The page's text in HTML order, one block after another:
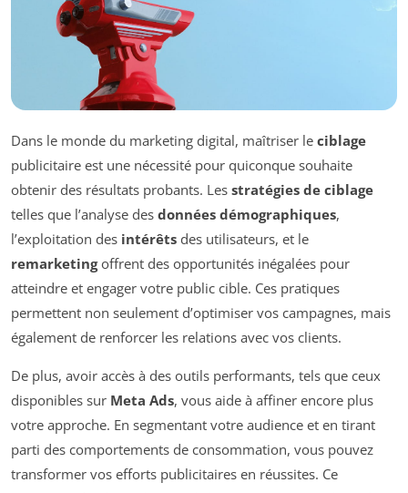
Dans le monde du marketing digital, maîtriser le ciblage
publicitaire est une nécessité pour quiconque souhaite
obtenir des résultats probants. Les stratégies de ciblage
telles que l’analyse des données démographiques,
l’exploitation des intérêts des utilisateurs, et le
remarketingoffrent des opportunités inégalées pour
atteindre et engager votre public cible. Ces pratiques
permettent non seulement d’optimiser vos campagnes, mais
également de renforcer les relations avec vos clients.
De plus, avoir accès à des outils performants, tels que ceux
disponibles sur Meta Ads, vous aide à affiner encore plus
votre approche. En segmentant votre audience et en tirant
parti des comportements de consommation, vous pouvez
transformer vos efforts publicitaires en réussites. Ce